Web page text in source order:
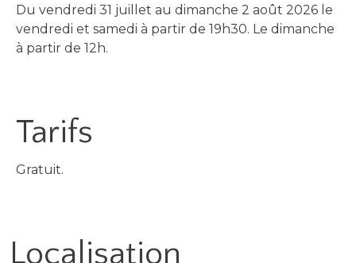
Du vendredi 31 juillet au dimanche 2 août 2026 le
vendredi et samedi à partir de 19h30. Le dimanche
à partir de 12h.
Tarifs
Gratuit.
Localisation